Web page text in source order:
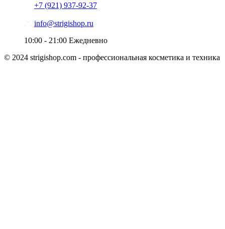
+7 (921) 937-92-37
info@strigishop.ru
10:00 - 21:00 Ежедневно
© 2024 strigishop.com - профессиональная косметика и техника